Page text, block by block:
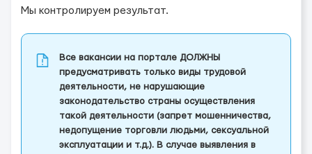
Мы контролируем результат.
Все вакансии на портале ДОЛЖНЫ
предусматривать только виды трудовой
деятельности, не нарушающие
законодательство страны осуществления
такой деятельности (запрет мошенничества,
недопущение торговли людьми, сексуальной
эксплуатации и т.д.). В случае выявления в